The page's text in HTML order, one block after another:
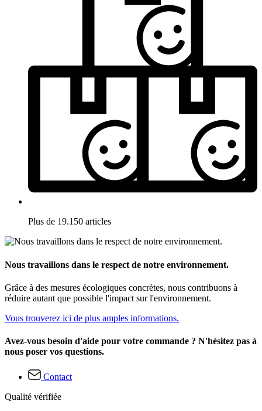
Plus de 19.150 articles
Nous travaillons dans le respect de notre environnement.
Grâce à des mesures écologiques concrètes, nous contribuons à
réduire autant que possible l'impact sur l'environnement.
Vous trouverez ici de plus amples informations.
Avez-vous besoin d'aide pour votre commande ? N'hésitez pas à
nous poser vos questions.
Contact
Qualité vérifiée